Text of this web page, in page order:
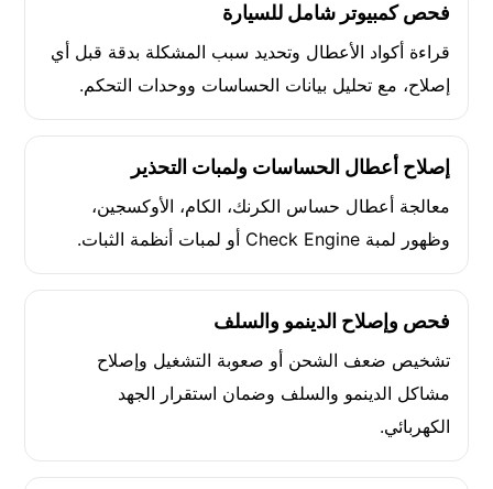
فحص كمبيوتر شامل للسيارة
قراءة أكواد الأعطال وتحديد سبب المشكلة بدقة قبل أي
إصلاح، مع تحليل بيانات الحساسات ووحدات التحكم.
إصلاح أعطال الحساسات ولمبات التحذير
معالجة أعطال حساس الكرنك، الكام، الأوكسجين،
وظهور لمبة Check Engine أو لمبات أنظمة الثبات.
فحص وإصلاح الدينمو والسلف
تشخيص ضعف الشحن أو صعوبة التشغيل وإصلاح
مشاكل الدينمو والسلف وضمان استقرار الجهد
الكهربائي.